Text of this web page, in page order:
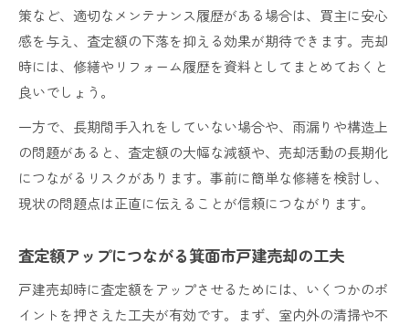
策など、適切なメンテナンス履歴がある場合は、買主に安心
感を与え、査定額の下落を抑える効果が期待できます。売却
時には、修繕やリフォーム履歴を資料としてまとめておくと
良いでしょう。
一方で、長期間手入れをしていない場合や、雨漏りや構造上
の問題があると、査定額の大幅な減額や、売却活動の長期化
につながるリスクがあります。事前に簡単な修繕を検討し、
現状の問題点は正直に伝えることが信頼につながります。
査定額アップにつながる箕面市戸建売却の工夫
戸建売却時に査定額をアップさせるためには、いくつかのポ
イントを押さえた工夫が有効です。まず、室内外の清掃や不